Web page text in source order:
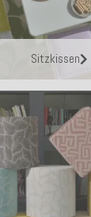
Sitzkissen